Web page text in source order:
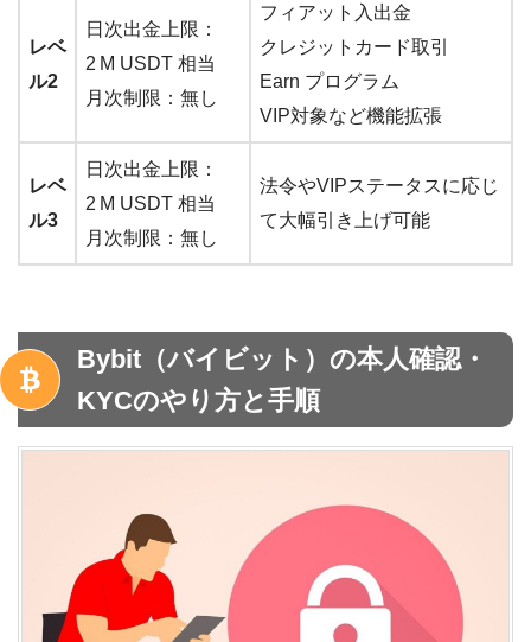
レベ
ル2
日次出金上限：
2 M USDT 相当
月次制限：無し
フィアット入出金
クレジットカード取引
Earn プログラム
VIP対象など機能拡張
レベ
ル3
日次出金上限：
2 M USDT 相当
月次制限：無し
法令やVIPステータスに応じ
て大幅引き上げ可能
Bybit（バイビット）の本人確認・
KYCのやり方と手順